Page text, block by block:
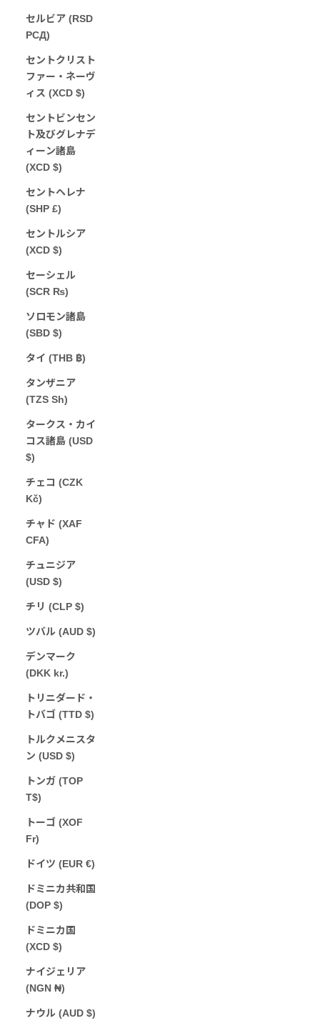
セルビア (RSD
РСД)
セントクリスト
ファー・ネーヴ
ィス (XCD $)
セントビンセン
ト及びグレナデ
ィーン諸島
(XCD $)
セントヘレナ
(SHP £)
セントルシア
(XCD $)
セーシェル
(SCR ₨)
ソロモン諸島
(SBD $)
タイ (THB ฿)
タンザニア
(TZS Sh)
タークス・カイ
コス諸島 (USD
$)
チェコ (CZK
Kč)
チャド (XAF
CFA)
チュニジア
(USD $)
チリ (CLP $)
ツバル (AUD $)
デンマーク
(DKK kr.)
トリニダード・
トバゴ (TTD $)
トルクメニスタ
ン (USD $)
トンガ (TOP
T$)
トーゴ (XOF
Fr)
ドイツ (EUR €)
ドミニカ共和国
(DOP $)
ドミニカ国
(XCD $)
ナイジェリア
(NGN ₦)
ナウル (AUD $)